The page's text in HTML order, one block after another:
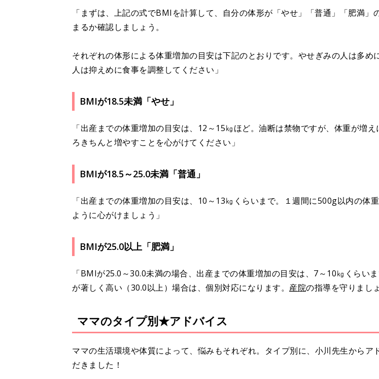
「まずは、上記の式でBMIを計算して、自分の体形が「やせ」「普通」「肥満」
まるか確認しましょう。
それぞれの体形による体重増加の目安は下記のとおりです。やせぎみの人は多め
人は抑えめに食事を調整してください」
BMIが18.5未満「やせ」
「出産までの体重増加の目安は、12～15㎏ほど。油断は禁物ですが、体重が増え
ろきちんと増やすことを心がけてください」
BMIが18.5～25.0未満「普通」
「出産までの体重増加の目安は、10～13㎏くらいまで。１週間に500g以内の体
ように心がけましょう」
BMIが25.0以上「肥満」
「BMIが25.0～30.0未満の場合、出産までの体重増加の目安は、7～10㎏くらい
が著しく高い（30.0以上）場合は、個別対応になります。 産院の指導を守りまし
ママのタイプ別★アドバイス
ママの生活環境や体質によって、悩みもそれぞれ。タイプ別に、小川先生からア
だきました！